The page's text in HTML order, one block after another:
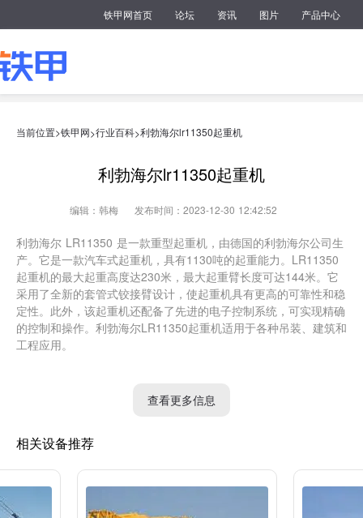
铁甲网首页 论坛 资讯 图片 产品中心
当前位置>铁甲网>行业百科>利勃海尔lr11350起重机
利勃海尔lr11350起重机
编辑：韩梅 发布时间：2023-12-30 12:42:52
利勃海尔 LR11350 是一款重型起重机，由德国的利勃海尔公司生
产。它是一款汽车式起重机，具有1130吨的起重能力。LR11350
起重机的最大起重高度达230米，最大起重臂长度可达144米。它
采用了全新的套管式铰接臂设计，使起重机具有更高的可靠性和稳
定性。此外，该起重机还配备了先进的电子控制系统，可实现精确
的控制和操作。利勃海尔LR11350起重机适用于各种吊装、建筑和
工程应用。
查看更多信息
相关设备推荐